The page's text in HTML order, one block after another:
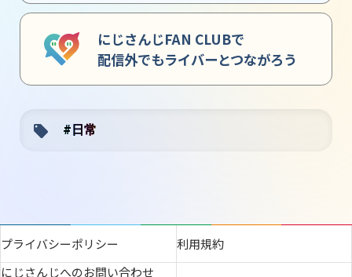
にじさんじFAN CLUBで
配信外でもライバーとつながろう
#日常
プライバシーポリシー
利用規約
にじさんじへのお問い合わせ